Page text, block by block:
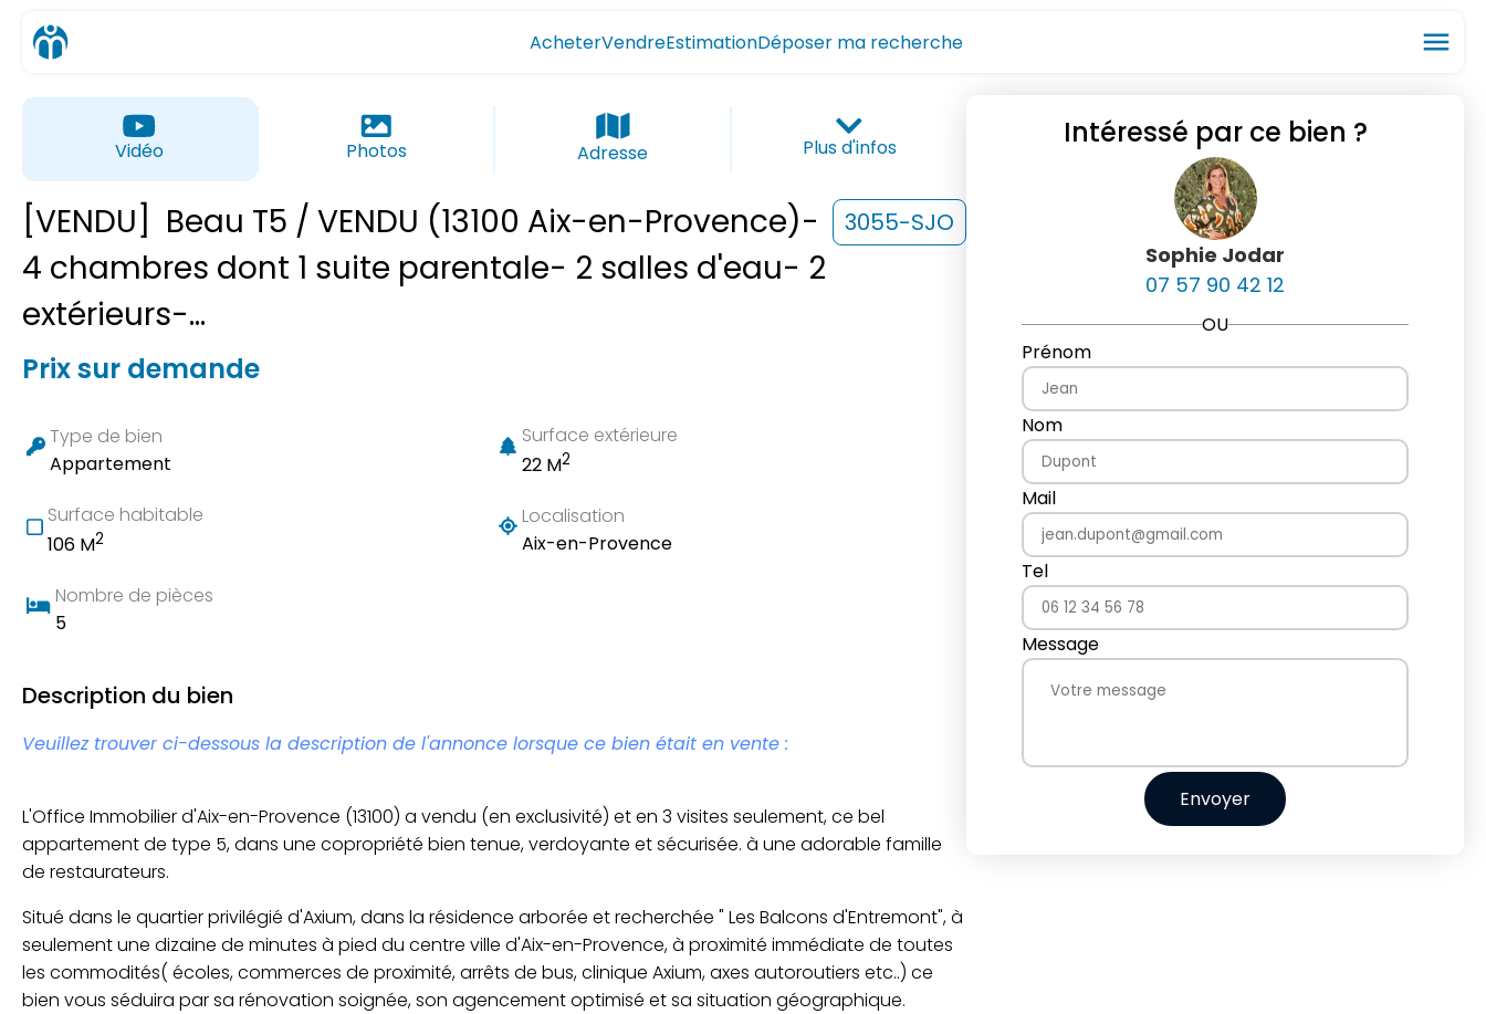
AcheterVendreEstimationDéposer ma recherche menu
Vidéo Photos Adresse Plus d'infos
[VENDU] Beau T5 / VENDU (13100 Aix-en-Provence)-
4 chambres dont 1 suite parentale- 2 salles d'eau- 2
extérieurs-...
3055-SJO
Prix sur demande
Type de bien
Appartement
Surface extérieure
22 M2
Surface habitable
106 M2
Localisation
Aix-en-Provence
Nombre de pièces
5
Description du bien
Veuillez trouver ci-dessous la description de l'annonce lorsque ce bien était en vente :
L'Office Immobilier d'Aix-en-Provence (13100) a vendu (en exclusivité) et en 3 visites seulement, ce bel
appartement de type 5, dans une copropriété bien tenue, verdoyante et sécurisée. à une adorable famille
de restaurateurs.
Situé dans le quartier privilégié d'Axium, dans la résidence arborée et recherchée " Les Balcons d'Entremont", à
seulement une dizaine de minutes à pied du centre ville d'Aix-en-Provence, à proximité immédiate de toutes
les commodités( écoles, commerces de proximité, arrêts de bus, clinique Axium, axes autoroutiers etc..) ce
bien vous séduira par sa rénovation soignée, son agencement optimisé et sa situation géographique.
Intéressé par ce bien ?
Sophie Jodar
07 57 90 42 12
OU
Prénom
Nom
Mail
Tel
Message
Envoyer